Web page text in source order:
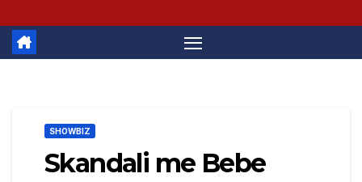
SHOWBIZ
Skandali me Bebe